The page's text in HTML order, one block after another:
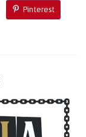
Pinterest